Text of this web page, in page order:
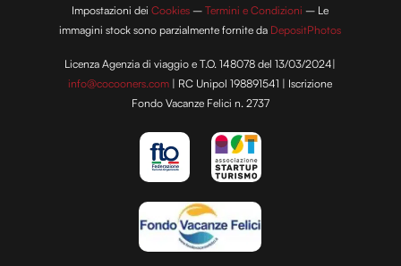
Impostazioni deiCookies –Termini e Condizioni – Le
immagini stock sono parzialmente fornite da DepositPhotos
Licenza Agenzia di viaggio e T.O. 148078 del 13/03/2024|
info@cocooners.com | RC Unipol 198891541 | Iscrizione
Fondo Vacanze Felici n. 2737